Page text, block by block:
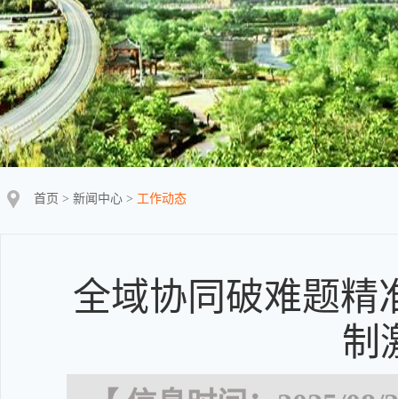
首页 > 新闻中心 > 工作动态
全域协同破难题精
制